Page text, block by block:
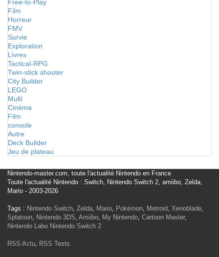
Free-to-Play
Film
Horreur
FMV
Survie
Exploration
Livres
Tactical-RPG
Twin-stick shooter
City Builder
LEGO
Multi
Cinéma
Film
console
Autre
Deck Builder
Jeu de plateau
Nintendo-master.com, toute l'actualité Nintendo en France
Toute l'actualité Nintendo : Switch, Nintendo Switch 2, amiibo, Zelda,
Mario - 2003-2026
Tags : Nintendo Switch, Zelda, Mario, Pokémon, Metroid, Xenoblade,
Splatoon, Nintendo 3DS, Amiibo, My Nintendo, Cartoon Master,
Nintendo Labo Nintendo Switch 2
RSS Actu, RSS Tests